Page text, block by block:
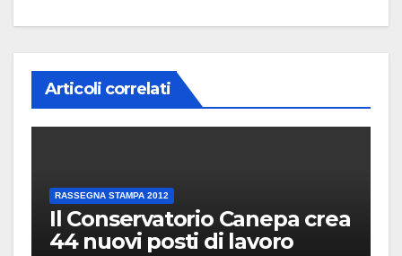
Articoli correlati
RASSEGNA STAMPA 2012
Il Conservatorio Canepa crea
44 nuovi posti di lavoro